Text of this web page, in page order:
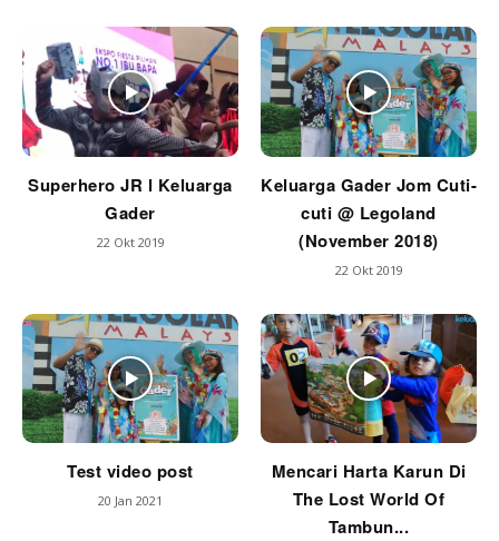
Superhero JR l Keluarga
Gader
22 Okt 2019
Keluarga Gader Jom Cuti-
cuti @ Legoland
(November 2018)
22 Okt 2019
Test video post
20 Jan 2021
Mencari Harta Karun Di
The Lost World Of
Tambun...